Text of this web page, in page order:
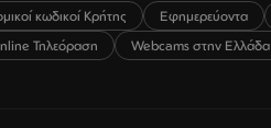
κωδικοί Κρήτης Εφημερεύοντα
Τηλεόραση Webcams στην Ελλάδα